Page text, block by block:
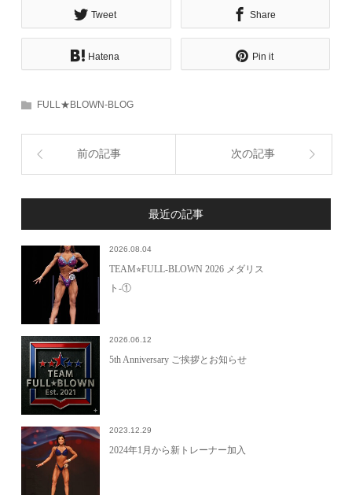
Tweet Share
Hatena Pin it
FULL★BLOWN-BLOG
前の記事 次の記事
最近の記事
2026.08.04
TEAM⭐︎FULL-BLOWN 2026 メダリス
ト-①
2026.06.12
5th Anniversary ご挨拶とお知らせ
2023.12.29
2024年1月から新トレーナー加入